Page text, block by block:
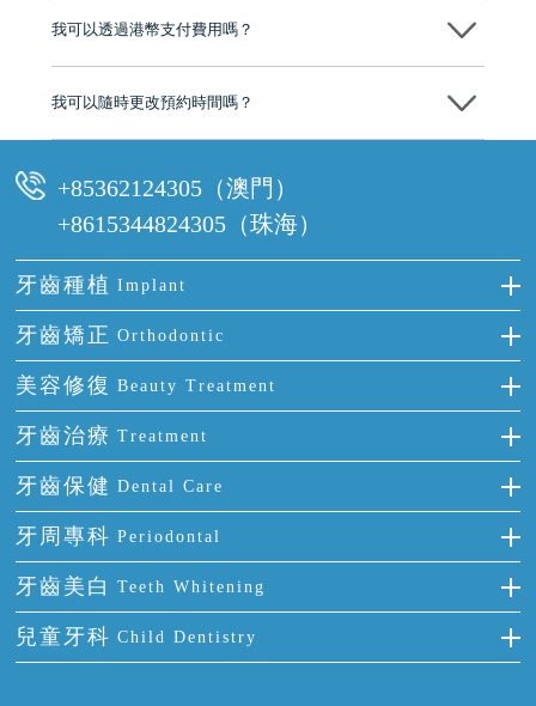
我可以透過港幣支付費用嗎？
可以。維港口腔會按照當日匯率轉算收取費用，而匯率會及時告知客人
我可以隨時更改預約時間嗎？
+85362124305（澳門）
+8615344824305（珠海）
牙齒種植 Implant
種牙
單顆牙缺失
門牙缺失
多顆牙缺失
半口缺失
全口缺失
牙齒矯正 Orthodontic
隱形箍牙
前牙反頜
牙齒擁擠
牙齒前突
牙齒稀疏
美容修復 Beauty Treatment
全瓷牙
烤瓷牙
氟斑牙
四環素牙
活動假牙
牙貼面
牙齒治療 Treatment
補牙
智齒
根管治療
拔牙
牙痛
牙齒保健 Dental Care
正確刷牙
全國愛牙日
預防牙病
牙科通識
牙周專科 Periodontal
牙周炎
牙齦出血
牙齦炎
牙齒美白 Teeth Whitening
冷光美白
兒童牙科 Child Dentistry